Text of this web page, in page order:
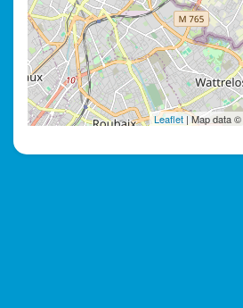
Leaflet| Map data ©